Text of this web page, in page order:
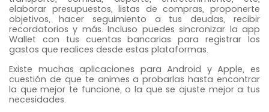
elaborar presupuestos, listas de compras, proponerte
objetivos, hacer seguimiento a tus deudas, recibir
recordatorios y más. Incluso puedes sincronizar la app
Wallet con tus cuentas bancarias para registrar los
gastos que realices desde estas plataformas.
Existe muchas aplicaciones para Android y Apple, es
cuestión de que te animes a probarlas hasta encontrar
la que mejor te funcione, o la que se ajuste mejor a tus
necesidades.